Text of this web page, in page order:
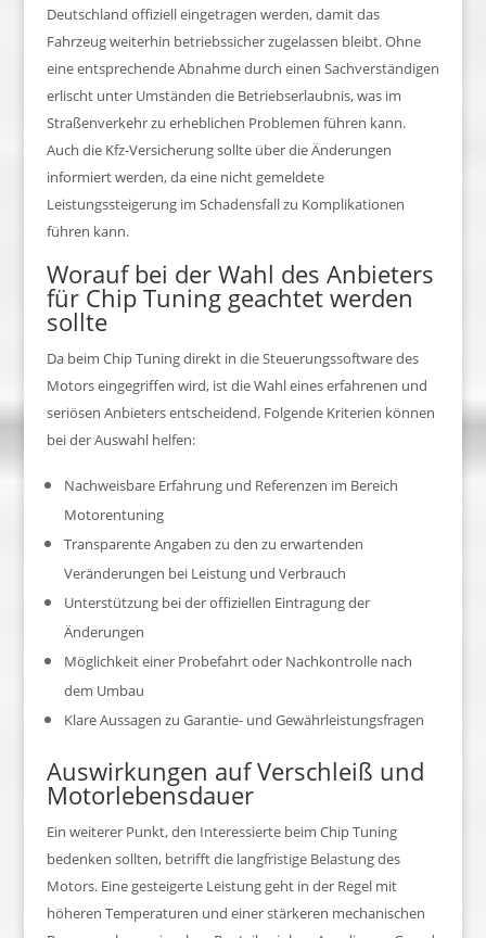
Deutschland offiziell eingetragen werden, damit das
Fahrzeug weiterhin betriebssicher zugelassen bleibt. Ohne
eine entsprechende Abnahme durch einen Sachverständigen
erlischt unter Umständen die Betriebserlaubnis, was im
Straßenverkehr zu erheblichen Problemen führen kann.
Auch die Kfz-Versicherung sollte über die Änderungen
informiert werden, da eine nicht gemeldete
Leistungssteigerung im Schadensfall zu Komplikationen
führen kann.
Worauf bei der Wahl des Anbieters
für Chip Tuning geachtet werden
sollte
Da beim Chip Tuning direkt in die Steuerungssoftware des
Motors eingegriffen wird, ist die Wahl eines erfahrenen und
seriösen Anbieters entscheidend. Folgende Kriterien können
bei der Auswahl helfen:
Nachweisbare Erfahrung und Referenzen im Bereich
Motorentuning
Transparente Angaben zu den zu erwartenden
Veränderungen bei Leistung und Verbrauch
Unterstützung bei der offiziellen Eintragung der
Änderungen
Möglichkeit einer Probefahrt oder Nachkontrolle nach
dem Umbau
Klare Aussagen zu Garantie- und Gewährleistungsfragen
Auswirkungen auf Verschleiß und
Motorlebensdauer
Ein weiterer Punkt, den Interessierte beim Chip Tuning
bedenken sollten, betrifft die langfristige Belastung des
Motors. Eine gesteigerte Leistung geht in der Regel mit
höheren Temperaturen und einer stärkeren mechanischen